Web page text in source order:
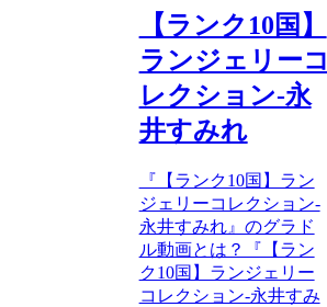
【ランク10国】
ランジェリーコ
レクション-永
井すみれ
『【ランク10国】ラン
ジェリーコレクション-
永井すみれ』のグラド
ル動画とは？『【ラン
ク10国】ランジェリー
コレクション-永井すみ